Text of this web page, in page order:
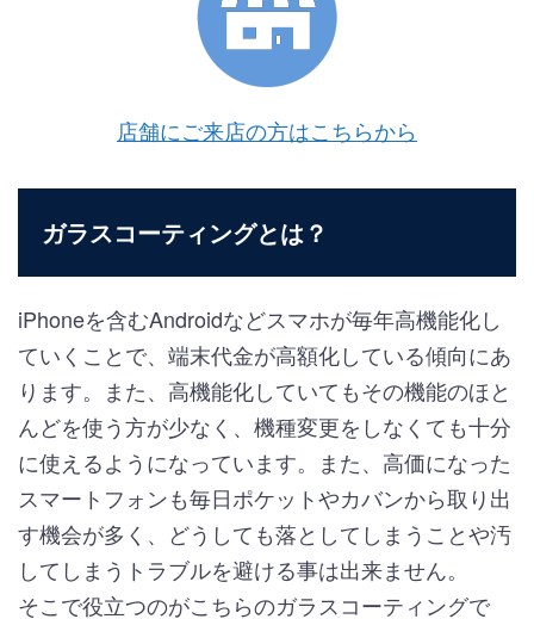
店舗にご来店の方はこちらから
ガラスコーティングとは？
iPhoneを含むAndroidなどスマホが毎年高機能化し
ていくことで、端末代金が高額化している傾向にあ
ります。また、高機能化していてもその機能のほと
んどを使う方が少なく、機種変更をしなくても十分
に使えるようになっています。また、高価になった
スマートフォンも毎日ポケットやカバンから取り出
す機会が多く、どうしても落としてしまうことや汚
してしまうトラブルを避ける事は出来ません。
そこで役立つのがこちらのガラスコーティングで